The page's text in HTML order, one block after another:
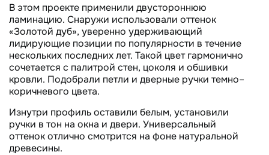
В этом проекте применили двустороннюю
ламинацию. Снаружи использовали оттенок
«Золотой дуб», уверенно удерживающий
лидирующие позиции по популярности в течение
нескольких последних лет. Такой цвет гармонично
сочетается с палитрой стен, цоколя и обшивки
кровли. Подобрали петли и дверные ручки темно–
коричневого цвета.
Изнутри профиль оставили белым, установили
ручки в тон на окна и двери. Универсальный
оттенок отлично смотрится на фоне натуральной
древесины.